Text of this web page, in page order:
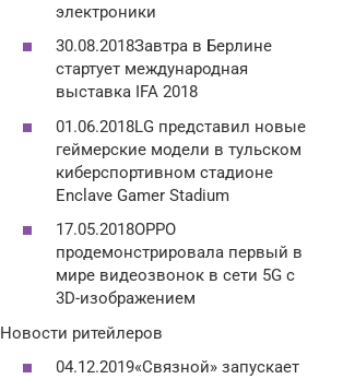
электроники
30.08.2018Завтра в Берлине
стартует международная
выставка IFA 2018
01.06.2018LG представил новые
геймерские модели в тульском
киберспортивном стадионе
Enclave Gamer Stadium
17.05.2018OPPO
продемонстрировала первый в
мире видеозвонок в сети 5G с
3D-изображением
Новости ритейлеров
04.12.2019«Связной» запускает